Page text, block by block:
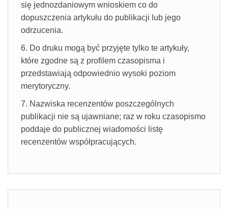
się jednozdaniowym wnioskiem co do
dopuszczenia artykułu do publikacji lub jego
odrzucenia.
6. Do druku mogą być przyjęte tylko te artykuły,
które zgodne są z profilem czasopisma i
przedstawiają odpowiednio wysoki poziom
merytoryczny.
7. Nazwiska recenzentów poszczególnych
publikacji nie są ujawniane; raz w roku czasopismo
poddaje do publicznej wiadomości listę
recenzentów współpracujących.